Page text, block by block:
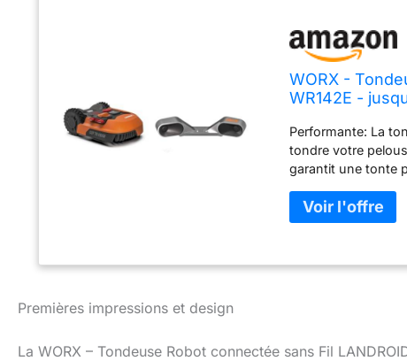
WORX -
WR142E -
Performante: La
tondre votre
garantit une tonte
cela rapidement
technologie AIA la
guidage dans les
Premières impressions et design
La WORX – Tondeuse Robot connectée sans Fil